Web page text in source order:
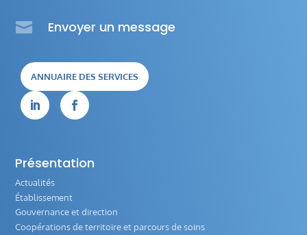
 Envoyer un message
ANNUAIRE DES SERVICES
 
Présentation
Actualités
Établissement
Gouvernance et direction
Coopérations de territoire et parcours de soins